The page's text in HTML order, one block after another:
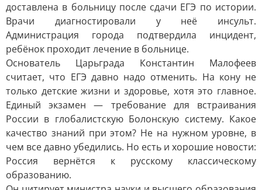
доставлена в больницу после сдачи ЕГЭ по истории.
Врачи диагностировали у неё инсульт.
Администрация города подтвердила инцидент,
ребёнок проходит лечение в больнице.
Основатель Царьграда Константин Малофеев
считает, что ЕГЭ давно надо отменить. На кону не
только детские жизни и здоровье, хотя это главное.
Единый экзамен — требование для встраивания
России в глобалистскую Болонскую систему. Какое
качество знаний при этом? Не на нужном уровне, в
чем все давно убедились. Но есть и хорошие новости:
Россия вернётся к русскому классическому
образованию.